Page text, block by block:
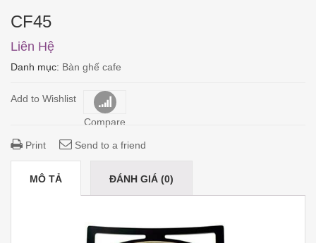
CF45
Liên Hệ
Danh mục: Bàn ghế cafe
Add to Wishlist
Compare
Print Send to a friend
MÔ TẢ ĐÁNH GIÁ (0)